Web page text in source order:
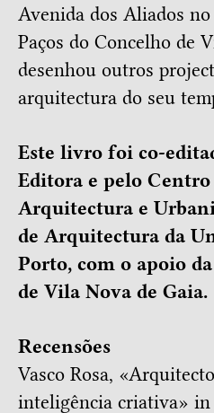
Avenida dos Aliados
Paços do Concelho de
desenhou outros
arquitectura do seu
Este livro foi co-
Editora e pelo Centro
Arquitectura e
de Arquitectura da
Porto, com o apoio
de Vila Nova de Gaia.
Recensões
Vasco Rosa, «
inteligência criativa» in